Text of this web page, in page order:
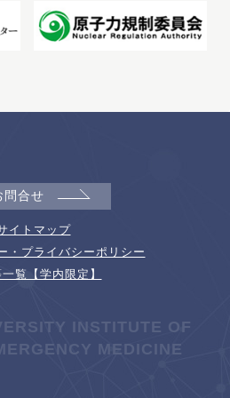
問合せ
イトマップ
・プライバシーポリシー
覧【学内限定】
INSTITUTE OF
MEDICINE